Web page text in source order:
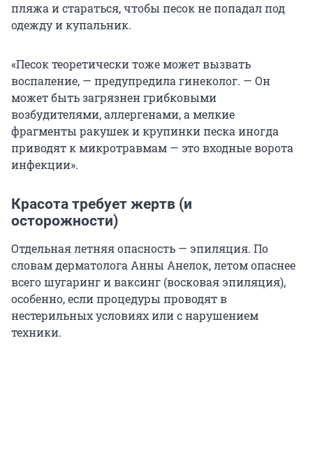
пляжа и стараться, чтобы песок не попадал под
одежду и купальник.
«Песок теоретически тоже может вызвать
воспаление, — предупредила гинеколог. — Он
может быть загрязнен грибковыми
возбудителями, аллергенами, а мелкие
фрагменты ракушек и крупинки песка иногда
приводят к микротравмам — это входные ворота
инфекции».
Красота требует жертв (и
осторожности)
Отдельная летняя опасность — эпиляция. По
словам дерматолога Анны Анелок, летом опаснее
всего шугаринг и ваксинг (восковая эпиляция),
особенно, если процедуры проводят в
нестерильных условиях или с нарушением
техники.